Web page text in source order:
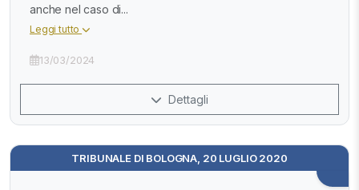
anche nel caso di...
Leggi tutto
13/03/2024
Dettagli
TRIBUNALE DI BOLOGNA, 20 LUGLIO 2020